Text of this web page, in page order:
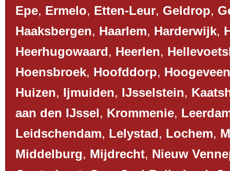
Epe, Ermelo, Etten-Leur, Geldrop,
Haaksbergen, Haarlem, Harderwijk,
Heerhugowaard, Heerlen,
Hoensbroek, Hoofddorp, Hoogeveen
Huizen, Ijmuiden, IJsselstein,
aan den IJssel, Krommenie,
Leidschendam, Lelystad, Lochem,
Middelburg, Mijdrecht, Nieuw